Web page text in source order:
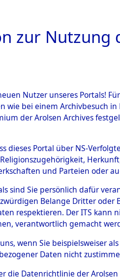
auf dem
zur
Roding)
zur Nutzung
Nutzer unseres Portals!
wie bei einem Archivbesuch
der Arolsen Archives
dieses Portal über NS-
und Parteien oder
sind Sie persönlich dafür
Belange Dritter
respektieren. Der ITS
verantwortlich gemacht
wenn Sie beispielsweiser
Daten nicht
die Datenrichtlinie der Arolsen